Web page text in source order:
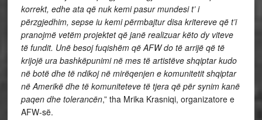
korrekt, edhe ata që nuk kemi pasur mundesi t’ i
përzgjedhim, sepse iu kemi përmbajtur disa kritereve që t’i
pranojmë vetëm projektet që janë realizuar këto dy viteve
të fundit. Unë besoj fuqishëm që AFW do të arrijë që të
krijojë ura bashkëpunimi në mes të artistëve shqiptar kudo
në botë dhe të ndikoj në mirëqenjen e komunitetit shqiptar
në Amerikë dhe të komuniteteve të tjera që për synim kanë
paqen dhe tolerancën,” tha Mrika Krasniqi, organizatore e
AFW-së.